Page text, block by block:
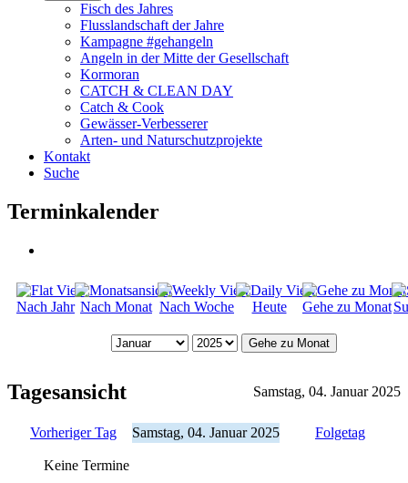
Fisch des Jahres
Flusslandschaft der Jahre
Kampagne #gehangeln
Angeln in der Mitte der Gesellschaft
Kormoran
CATCH & CLEAN DAY
Catch & Cook
Gewässer-Verbesserer
Arten- und Naturschutzprojekte
Kontakt
Suche
Terminkalender
Nach Jahr Nach Monat Nach Woche Heute Gehe zu Monat
Gehe zu Monat
Tagesansicht Samstag, 04. Januar 2025
Vorheriger Tag Samstag, 04. Januar 2025 Folgetag
Keine Termine